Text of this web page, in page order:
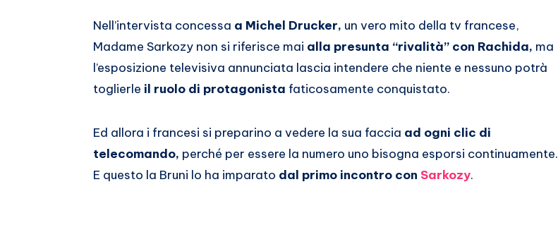
Nell’intervista concessa a Michel Drucker, un vero mito della tv francese,
Madame Sarkozy non si riferisce mai alla presunta “rivalità” con Rachida, ma
l’esposizione televisiva annunciata lascia intendere che niente e nessuno potrà
toglierle il ruolo di protagonista faticosamente conquistato.
Ed allora i francesi si preparino a vedere la sua faccia ad ogni clic di
telecomando, perché per essere la numero uno bisogna esporsi continuamente.
E questo la Bruni lo ha imparato dal primo incontro con Sarkozy.